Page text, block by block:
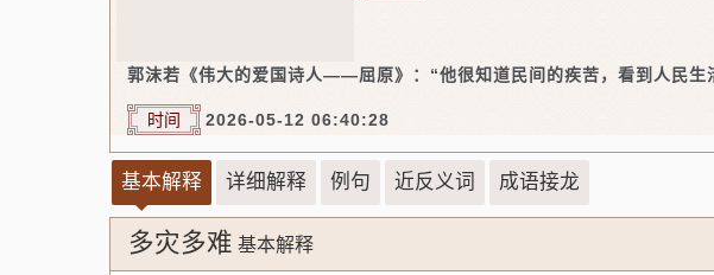
郭沫若《伟大的爱国诗人——屈原》：“他很知道民间的疾苦，看到人民生
时间 2026-05-12 06:40:28
基本解释 详细解释 例句 近反义词 成语接龙
多灾多难 基本解释